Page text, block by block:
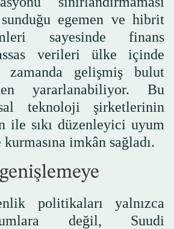
egemen ve hibrit
sayesinde finans
verileri ülke içinde
zamanda gelişmiş bulut
yararlanabiliyor. Bu
teknoloji şirketlerinin
ile sıkı düzenleyici uyum
kurmasına imkân sağladı.
politikaları yalnızca
değil, Suudi